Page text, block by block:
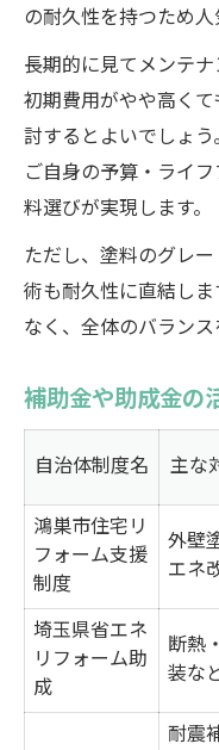
の耐久性を持つため人
長期的に見てメンテ
初期費用がやや高く
討するとよいでしょ
ご自身の予算・ライ
料選びが実現します。
ただし、塗料のグレ
術も耐久性に直結し
なく、全体のバランス
補助金や助成金の
自治体制度名 主な
鴻巣市住宅リ
フォーム支援
制度
外壁
エネ
埼玉県省エネ
リフォーム助
成
断熱
装な
耐震